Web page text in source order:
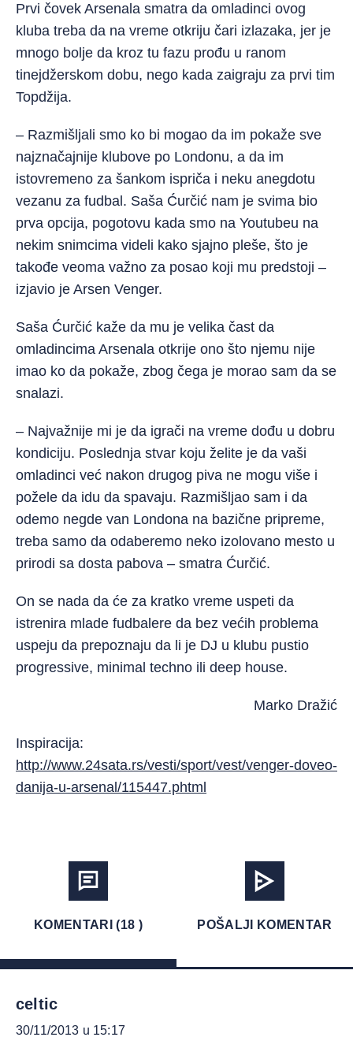
Prvi čovek Arsenala smatra da omladinci ovog
kluba treba da na vreme otkriju čari izlazaka, jer je
mnogo bolje da kroz tu fazu prođu u ranom
tinejdžerskom dobu, nego kada zaigraju za prvi tim
Topdžija.
– Razmišljali smo ko bi mogao da im pokaže sve
najznačajnije klubove po Londonu, a da im
istovremeno za šankom ispriča i neku anegdotu
vezanu za fudbal. Saša Ćurčić nam je svima bio
prva opcija, pogotovu kada smo na Youtubeu na
nekim snimcima videli kako sjajno pleše, što je
takođe veoma važno za posao koji mu predstoji –
izjavio je Arsen Venger.
Saša Ćurčić kaže da mu je velika čast da
omladincima Arsenala otkrije ono što njemu nije
imao ko da pokaže, zbog čega je morao sam da se
snalazi.
– Najvažnije mi je da igrači na vreme dođu u dobru
kondiciju. Poslednja stvar koju želite je da vaši
omladinci već nakon drugog piva ne mogu više i
požele da idu da spavaju. Razmišljao sam i da
odemo negde van Londona na bazične pripreme,
treba samo da odaberemo neko izolovano mesto u
prirodi sa dosta pabova – smatra Ćurčić.
On se nada da će za kratko vreme uspeti da
istrenira mlade fudbalere da bez većih problema
uspeju da prepoznaju da li je DJ u klubu pustio
progressive, minimal techno ili deep house.
Marko Dražić
Inspiracija:
http://www.24sata.rs/vesti/sport/vest/venger-doveo-
danija-u-arsenal/115447.phtml
KOMENTARI (18 ) POŠALJI KOMENTAR
celtic
30/11/2013 u 15:17